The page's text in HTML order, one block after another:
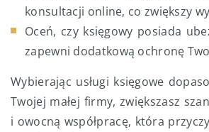
konsultacji online, co zwiększy
Oceń, czy księgowy posiada
zapewni dodatkową ochronę
Wybierając usługi księgowe
Twojej małej firmy, zwiększasz
i owocną współpracę, która